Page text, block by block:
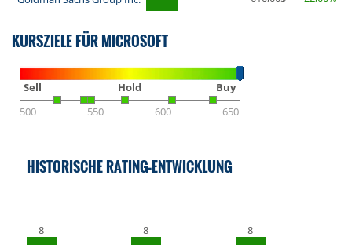
KURSZIELE FÜR MICROSOFT
Sell Hold
Buy
500
550 600 650
HISTORISCHE RATING-ENTWICKLUNG
8 8 8